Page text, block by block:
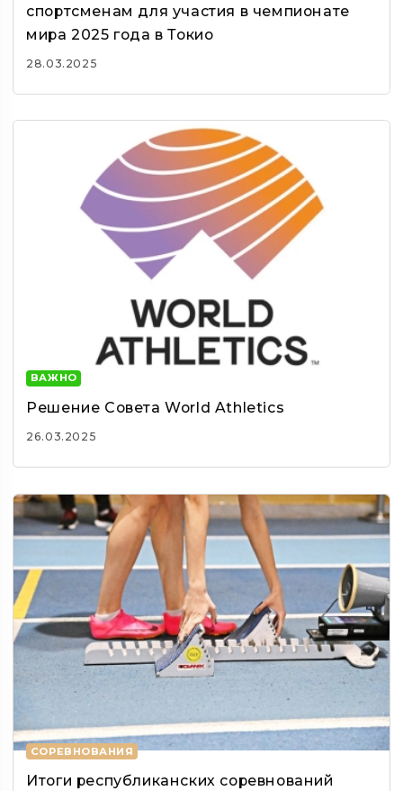
спортсменам для участия в чемпионате
мира 2025 года в Токио
28.03.2025
ВАЖНО
Решение Совета World Athletics
26.03.2025
СОРЕВНОВАНИЯ
Итоги республиканских соревнований